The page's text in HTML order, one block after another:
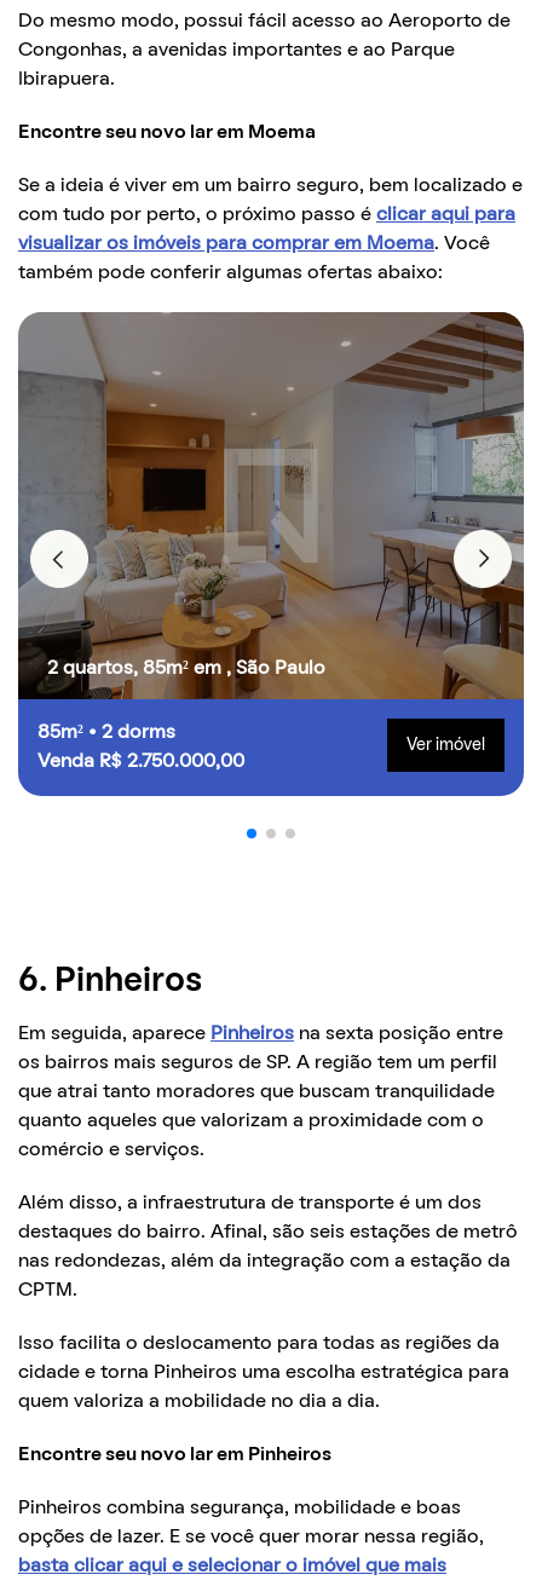
Do mesmo modo, possui fácil acesso ao Aeroporto de
Congonhas, a avenidas importantes e ao Parque
Ibirapuera.
Encontre seu novo lar em Moema
Se a ideia é viver em um bairro seguro, bem localizado e
com tudo por perto, o próximo passo é clicar aqui para
visualizar os imóveis para comprar em Moema. Você
também pode conferir algumas ofertas abaixo:
2 quartos, 85m² em , São Paulo
85m² • 2 dorms
Venda R$ 2.750.000,00
Ver imóvel
6. Pinheiros
Em seguida, aparece Pinheiros na sexta posição entre
os bairros mais seguros de SP. A região tem um perfil
que atrai tanto moradores que buscam tranquilidade
quanto aqueles que valorizam a proximidade com o
comércio e serviços.
Além disso, a infraestrutura de transporte é um dos
destaques do bairro. Afinal, são seis estações de metrô
nas redondezas, além da integração com a estação da
CPTM.
Isso facilita o deslocamento para todas as regiões da
cidade e torna Pinheiros uma escolha estratégica para
quem valoriza a mobilidade no dia a dia.
Encontre seu novo lar em Pinheiros
Pinheiros combina segurança, mobilidade e boas
opções de lazer. E se você quer morar nessa região,
basta clicar aqui e selecionar o imóvel que mais